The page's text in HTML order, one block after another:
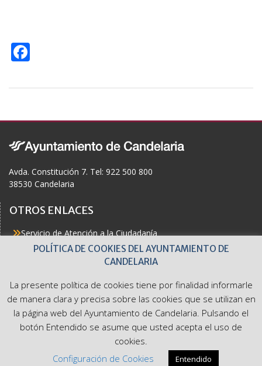
e
o
o
k
Avda. Constitución 7. Tel: 922 500 800
38530 Candelaria
OTROS ENLACES
Servicio de Atención a la Ciudadanía
Actualidad
Buzón del Ciudadano
Accesibilidad
Ayuntamiento de Candelaria. Avda. Constitución 7. Tel: 922
500 800
POLÍTICA DE COOKIES DEL AYUNTAMIENTO DE
CANDELARIA
La presente política de cookies tiene por finalidad informarle
de manera clara y precisa sobre las cookies que se utilizan en
la página web del Ayuntamiento de Candelaria. Pulsando el
botón Entendido se asume que usted acepta el uso de
cookies.
Configuración de Cookies
Entendido